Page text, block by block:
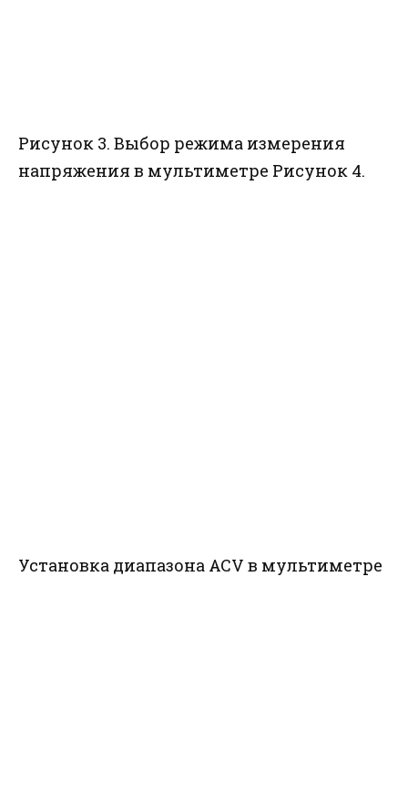
Рисунок 3. Выбор режима измерения
напряжения в мультиметре Рисунок 4.
Установка диапазона ACV в мультиметре